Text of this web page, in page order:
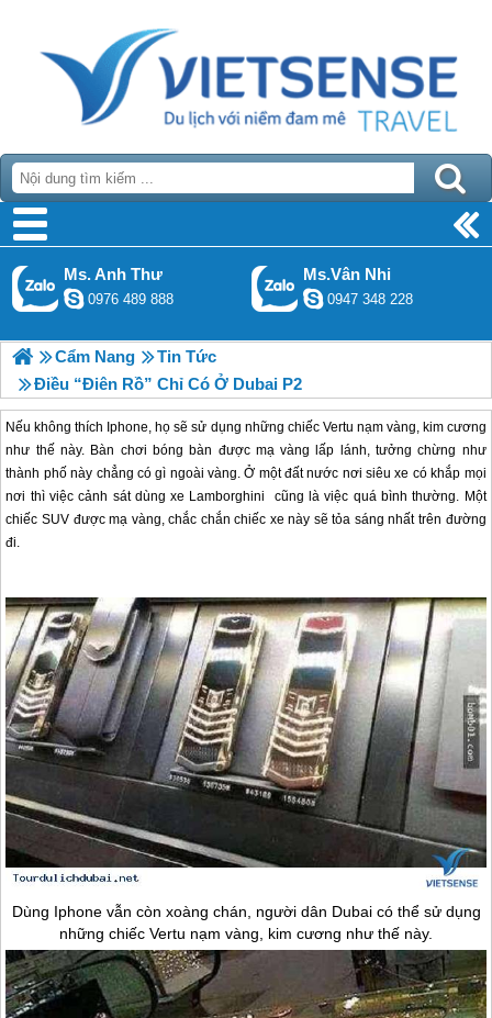
Ms. Anh Thư
0976 489 888
Ms.Vân Nhi
0947 348 228
Cẩm Nang
Tin Tức
Điều “điên Rồ” Chỉ Có Ở Dubai P2
Nếu không thích Iphone, họ sẽ sử dụng những chiếc Vertu nạm vàng, kim cương
như thế này. Bàn chơi bóng bàn được mạ vàng lấp lánh, tưởng chừng như
thành phố này chẳng có gì ngoài vàng. Ở một đất nước nơi siêu xe có khắp mọi
nơi thì việc cảnh sát dùng xe Lamborghini  cũng là việc quá bình thường. Một
chiếc SUV được mạ vàng, chắc chắn chiếc xe này sẽ tỏa sáng nhất trên đường
đi.
Dùng Iphone vẫn còn xoàng chán, người dân Dubaicó thể sử dụng
những chiếc Vertu nạm vàng, kim cương như thế này.